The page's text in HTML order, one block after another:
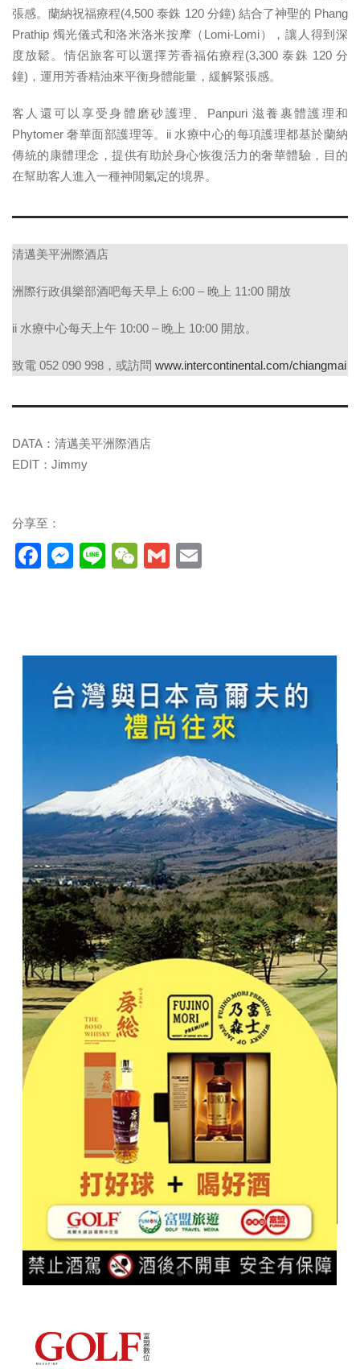
張感。蘭納祝福療程(4,500 泰銖 120 分鐘) 結合了神聖的 Phang
Prathip 燭光儀式和洛米洛米按摩（Lomi-Lomi），讓人得到深
度放鬆。情侶旅客可以選擇芳香福佑療程(3,300 泰銖 120 分
鐘)，運用芳香精油來平衡身體能量，緩解緊張感。
客人還可以享受身體磨砂護理、Panpuri 滋養裹體護理和
Phytomer 奢華面部護理等。ii 水療中心的每項護理都基於蘭納
傳統的康體理念，提供有助於身心恢復活力的奢華體驗，目的
在幫助客人進入一種神閒氣定的境界。
清邁美平洲際酒店
洲際行政俱樂部酒吧每天早上 6:00 – 晚上 11:00 開放
ii 水療中心每天上午 10:00 – 晚上 10:00 開放。
致電 052 090 998，或訪問 www.intercontinental.com/chiangmai
DATA：清邁美平洲際酒店
EDIT：Jimmy
分享至：
Facebook
Messenger
LineWeChat
Gmail